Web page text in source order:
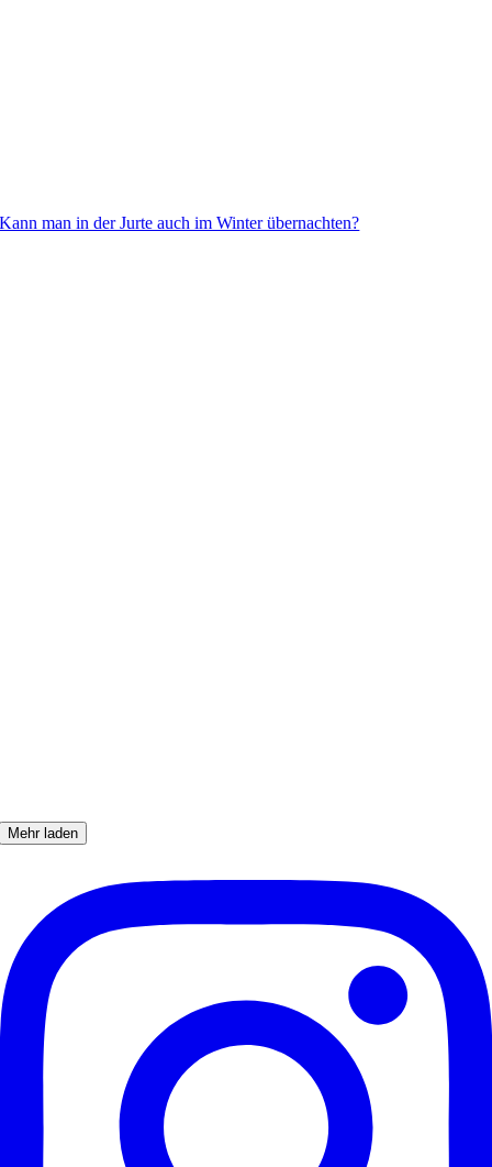
Kann man in der Jurte auch im Winter übernachten?
Mehr laden